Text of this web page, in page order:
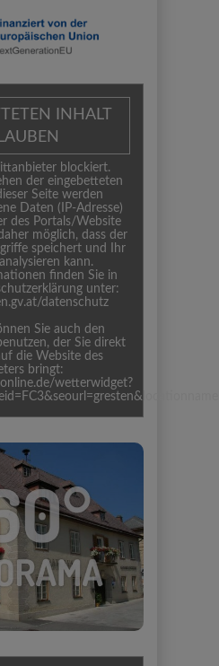
INHALT
blockiert.
der eingebetteten
Seite werden
Daten (IP-Adresse)
des Portals/Website
möglich, dass der
speichert und Ihr
kann.
finden Sie in
unter:
datenschutz
Sie auch den
der Sie direkt
die Website des
bringt:
wetterwidget?